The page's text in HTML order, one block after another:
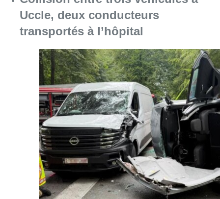
Uccle, deux conducteurs
transportés à l’hôpital